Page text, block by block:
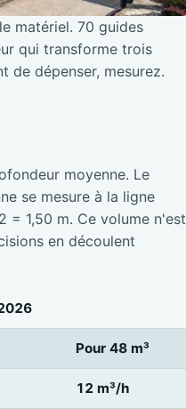
matériel. 70 guides
qui transforme trois
de dépenser, mesurez.
moyenne. Le
se mesure à la ligne
= 1,50 m. Ce volume n'est
en découlent
Pour 48 m³
12 m³/h